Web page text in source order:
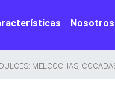
Nosotros
MELCOCHAS,